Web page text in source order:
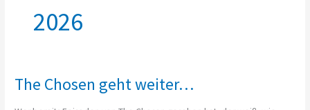
2026
The Chosen geht weiter…